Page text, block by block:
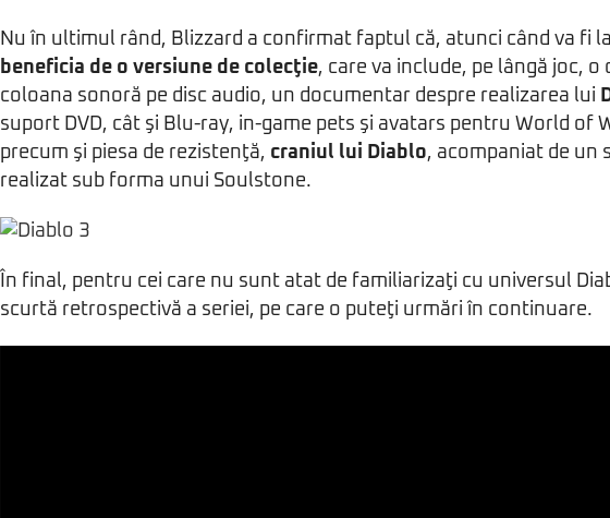
Nu în ultimul rând, Blizzard a confirmat faptul că, atunci când va fi
beneficia de o versiune de colecţie, care va include, pe lângă joc,
coloana sonoră pe disc audio, un documentar despre realizarea lui
suport DVD, cât şi Blu-ray, in-game pets şi avatars pentru World of
precum şi piesa de rezistenţă, craniul lui Diablo, acompaniat de un
realizat sub forma unui Soulstone.
În final, pentru cei care nu sunt atat de familiarizaţi cu universul
scurtă retrospectivă a seriei, pe care o puteţi urmări în continuare.